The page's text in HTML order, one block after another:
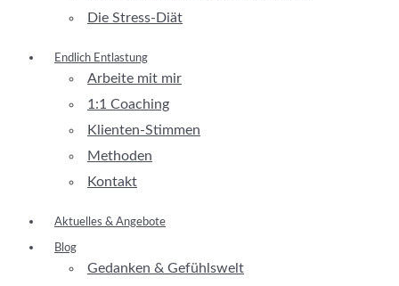
Die Stress-Diät
Endlich Entlastung
Arbeite mit mir
1:1 Coaching
Klienten-Stimmen
Methoden
Kontakt
Aktuelles & Angebote
Blog
Gedanken & Gefühlswelt